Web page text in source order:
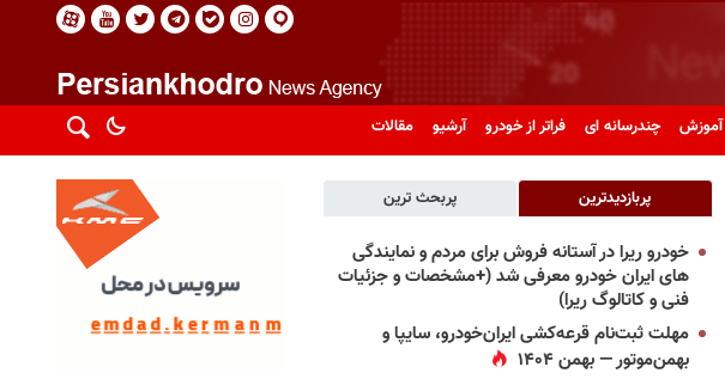
آموزش چندرسانه ای فراتر از خودرو آرشیو مقالات
پربازدیدترین پربحث ترین
خودرو ریرا در آستانه فروش برای مردم و نمایندگی
های ایران خودرو معرفی شد (+مشخصات و جزئیات
فنی و کاتالوگ ریرا)
مهلت ثبت‌نام قرعه‌کشی ایران‌خودرو، سایپا و
بهمن‌موتور — بهمن ۱۴۰۴